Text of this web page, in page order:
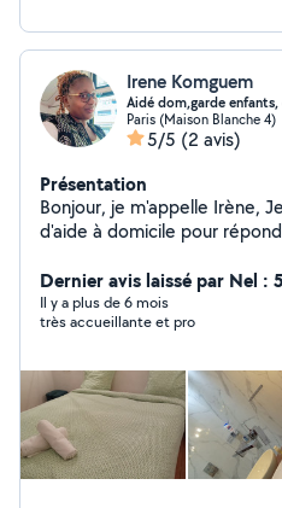
Irene Komguem
Aidé dom,garde enfants,
Paris (Maison Blanche 4)
5/5 (2 avis)
Présentation
Bonjour, je m'appelle Irène,
d'aide à domicile pour
de vos enfants à domicile,
respect de leurs besoins.
mercredis Aide aux courses selon votre liste. Aide aux
un soutien pour les
des tâches quotidiennes
repas) ou pour des activités de loisir.
peux récupérer vos enfants à
accompagner à leurs
Dernier avis laissé par Nel :
Il y a plus de 6 mois
très accueillante et pro